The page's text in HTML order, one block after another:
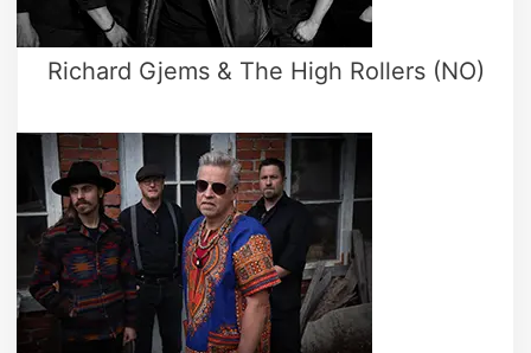
Richard Gjems & The High Rollers (NO)